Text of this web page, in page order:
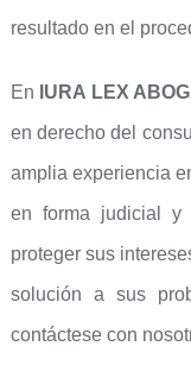
resultado en el
En IURA LEX
en derecho del
amplia experiencia
en forma judicial y
proteger sus
solución a sus
contáctese con